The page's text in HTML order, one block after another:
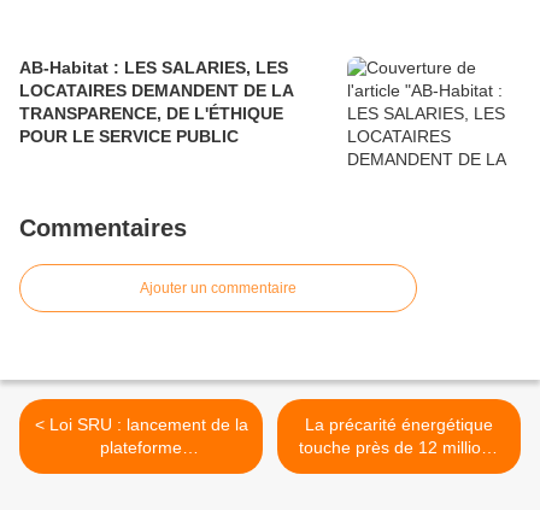
AB-Habitat : LES SALARIES, LES
LOCATAIRES DEMANDENT DE LA
TRANSPARENCE, DE L'ÉTHIQUE
POUR LE SERVICE PUBLIC
Commentaires
Ajouter un commentaire
< Loi SRU : lancement de la
plateforme
www.transparence-
La précarité énergétique
touche près de 12 millions
de Français >